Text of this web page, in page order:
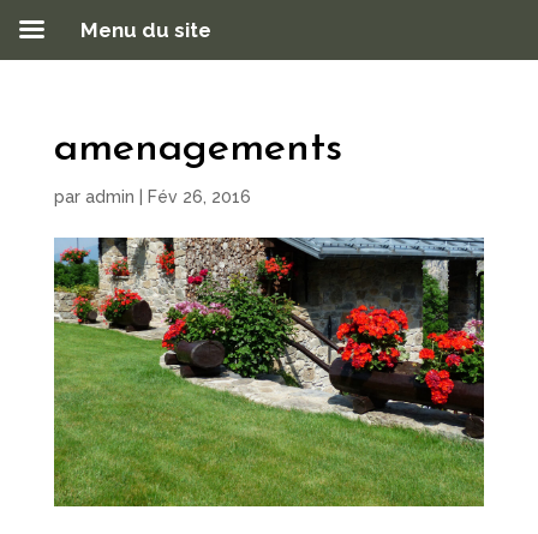
amenagements
par admin Fév 26, 2016
Menu du site